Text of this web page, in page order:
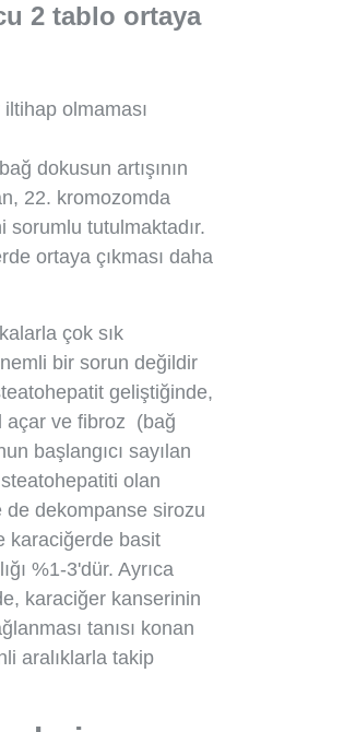
2 tablo ortaya
olmaması
dokusun artışının
22. kromozomda
tutulmaktadır.
ortaya çıkması daha
çok sık
bir sorun değildir
geliştiğinde,
açar ve fibroz (bağ
başlangıcı sayılan
olan
de dekompanse sirozu
karaciğerde basit
%1-3'dür. Ayrıca
karaciğer kanserinin
tanısı konan
aralıklarla takip